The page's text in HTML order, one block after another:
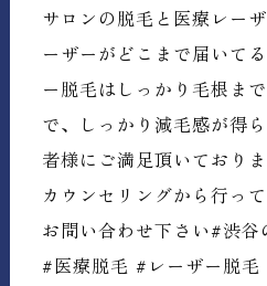
サロンの脱毛と医療レー
ーザーがどこまで届いて
ー脱毛はしっかり毛根ま
で、しっかり減毛感が得
者様にご満足頂いており
カウンセリングから行っ
お問い合わせ下さい#渋
#医療脱毛 #レーザー脱